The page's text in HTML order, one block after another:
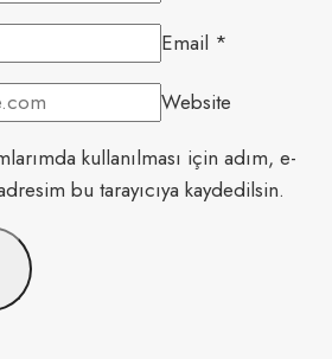
Email *
Website
kullanılması için adım, e-
bu tarayıcıya kaydedilsin.